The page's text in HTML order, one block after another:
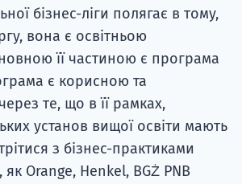
бізнес-ліги полягає в тому,
вона є освітньою
її частиною є програма
є корисною та
те, що в її рамках,
установ вищої освіти мають
з бізнес-практиками
Orange, Henkel, BGŻ PNB